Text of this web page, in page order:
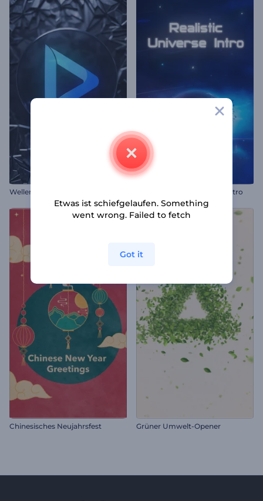
Wellen-Glassplitter-Logo Realistisches Universum-Intro
Chinesisches Neujahrsfest Grüner Umwelt-Opener
Etwas ist schiefgelaufen. Something
went wrong. Failed to fetch
Got it